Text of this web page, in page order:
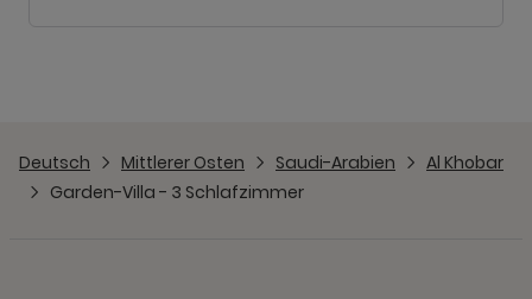
Deutsch Mittlerer Osten Saudi-Arabien
Al Khobar
Garden-Villa - 3 Schlafzimmer